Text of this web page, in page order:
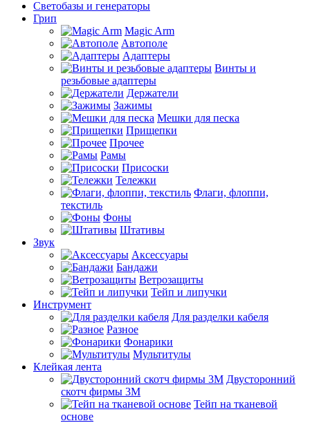
Светобазы и генераторы
Грип
Magic Arm
Автополе
Адаптеры
Винты и
резьбовые адаптеры
Держатели
Зажимы
Мешки для песка
Прищепки
Прочее
Рамы
Присоски
Тележки
Флаги, флоппи,
текстиль
Фоны
Штативы
Звук
Аксессуары
Бандажи
Ветрозащиты
Тейп и липучки
Инструмент
Для разделки кабеля
Разное
Фонарики
Мультитулы
Клейкая лента
Двусторонний
скотч фирмы 3M
Тейп на тканевой
основе